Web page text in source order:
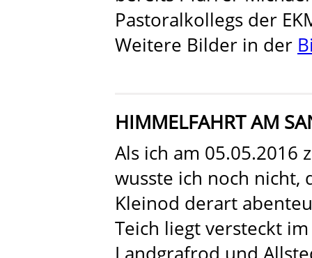
Pastoralkollegs der
Weitere Bilder in der
HIMMELFAHRT AM
Als ich am 05.05.2016
wusste ich noch nicht,
Kleinod derart
Teich liegt versteckt
Landgrafrod und